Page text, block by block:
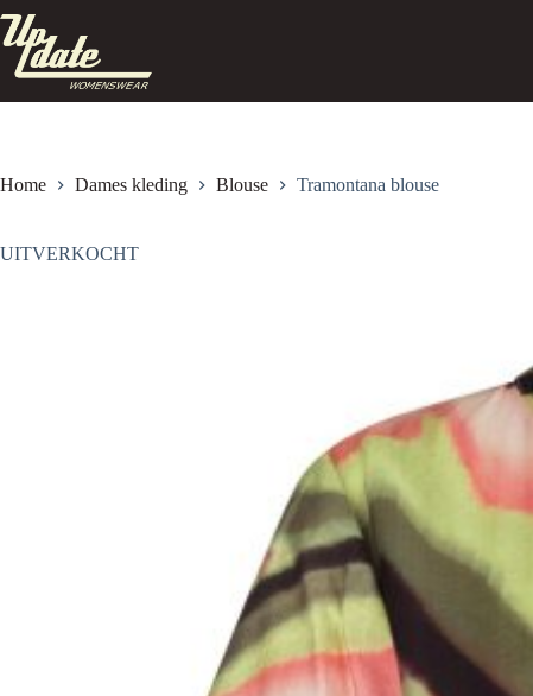
naar
de
inhoud
Home Dames kleding Blouse Tramontana blouse
UITVERKOCHT